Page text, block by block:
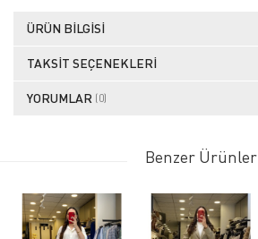
ÜRÜN BILGISI
TAKSIT SEÇENEKLERI
YORUMLAR (0)
Benzer Ürünler